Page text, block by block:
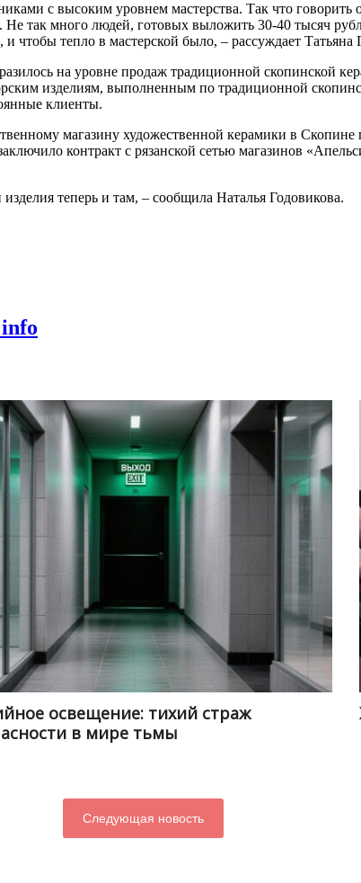
с высоким уровнем мастерства. Так что
так много людей, готовых выложить 30-40 тысяч
чтобы тепло в мастерской было, – рассуждает Татьяна
на уровне продаж традиционной скопинской
изделиям, выполненным по традиционной
клиенты.
магазину художественной керамики в
контракт с рязанской сетью магазинов
теперь и там, – сообщила Наталья Годовикова.
освещение: тихий страж
в мире тьмы
Следующая новость